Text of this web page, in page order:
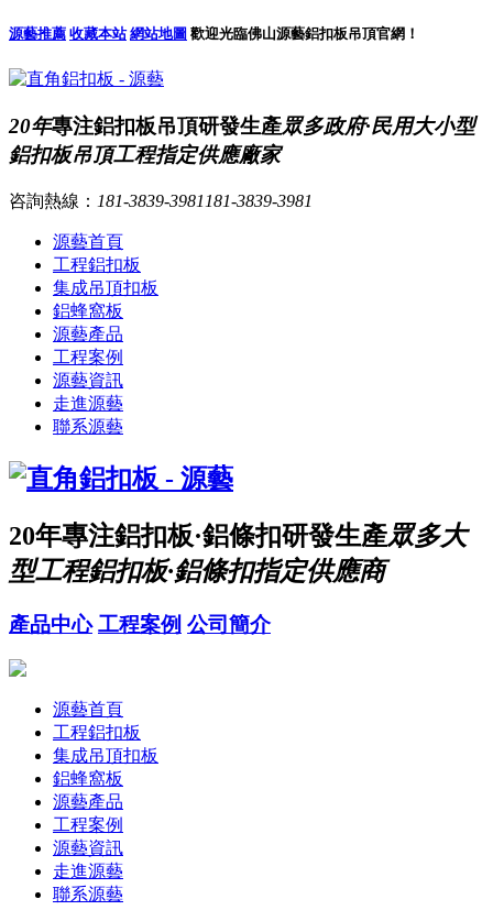
源藝推薦 收藏本站 網站地圖 歡迎光臨佛山源藝鋁扣板吊頂官網！
20年專注鋁扣板吊頂研發生產眾多政府·民用大小型
鋁扣板吊頂工程指定供應廠家
咨詢熱線： 181-3839-3981 181-3839-3981
源藝首頁
工程鋁扣板
集成吊頂扣板
鋁蜂窩板
源藝產品
工程案例
源藝資訊
走進源藝
聯系源藝
20年專注鋁扣板·鋁條扣研發生產眾多大
型工程鋁扣板·鋁條扣指定供應商
產品中心 工程案例 公司簡介
源藝首頁
工程鋁扣板
集成吊頂扣板
鋁蜂窩板
源藝產品
工程案例
源藝資訊
走進源藝
聯系源藝